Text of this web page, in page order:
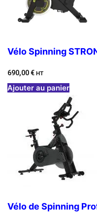
Vélo Spinning
690,00€ HT
Ajouter au panier
Vélo de Spinning